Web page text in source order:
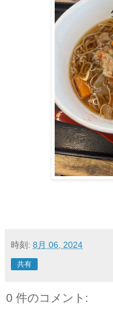
時刻: 8月 06, 2024
共有
0 件のコメント: